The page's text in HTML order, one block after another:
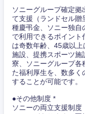
ソニーグループ確定
て支援（ランドセル贈
種慶弔金、ソニー独自
で利用できるポイン
は奇数年齢、45歳以
施設、提携スポーツ施
寮、ソニーグループ各
た福利厚生を、数多く
することが可能です。
●その他制度 *
ソニーの両立支援制
甲信越・北陸
新潟県